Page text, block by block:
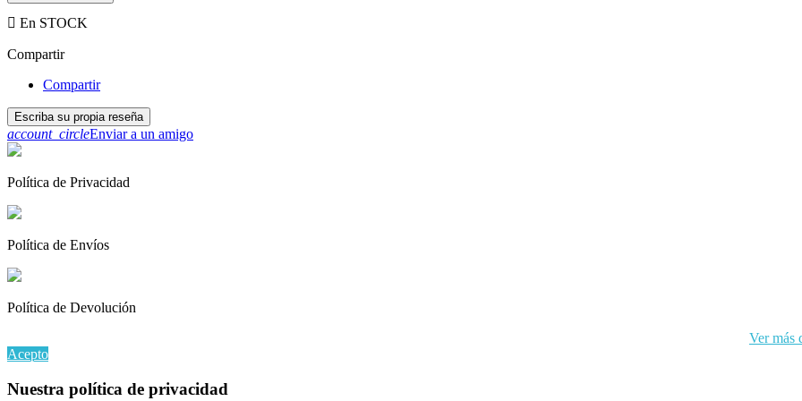
 En STOCK
Compartir
Compartir
Escriba su propia reseña
account_circleEnviar a un amigo
Política de Privacidad
Política de Envíos
Política de Devolución
Ver más
Acepto
Nuestra política de privacidad